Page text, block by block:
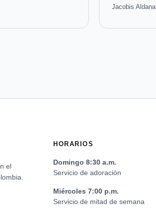
Jacobis Aldana
el
HORARIOS
Domingo 8:30 a.m.
Servicio de adoración
Miércoles 7:00 p.m.
Servicio de mitad de semana